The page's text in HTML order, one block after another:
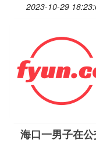
2023-10-29
海口一男子在